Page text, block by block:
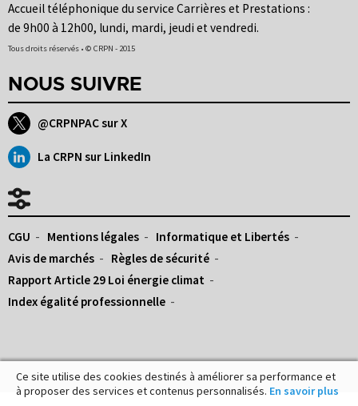
Accueil téléphonique du service Carrières et Prestations :
de 9h00 à 12h00, lundi, mardi, jeudi et vendredi.
Tous droits réservés • © CRPN - 2015
NOUS SUIVRE
@CRPNPAC sur X
La CRPN sur LinkedIn
CGU Mentions légales
Informatique et Libertés
Avis de marchés
Règles de sécurité
Rapport Article 29 Loi énergie climat
Index égalité professionnelle
Ce site utilise des cookies destinés à améliorer sa performance et
à proposer des services et contenus personnalisés. En savoir plus